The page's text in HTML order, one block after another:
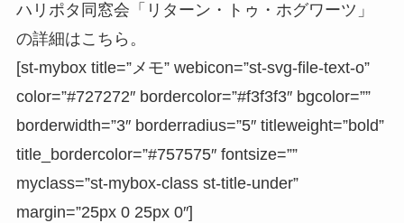
ハリポタ同窓会「リターン・トゥ・ホグワーツ」
の詳細はこちら。
[st-mybox title=”メモ” webicon=”st-svg-file-text-o”
color=”#727272″ bordercolor=”#f3f3f3″ bgcolor=””
borderwidth=”3″ borderradius=”5″ titleweight=”bold”
title_bordercolor=”#757575″ fontsize=””
myclass=”st-mybox-class st-title-under”
margin=”25px 0 25px 0″]